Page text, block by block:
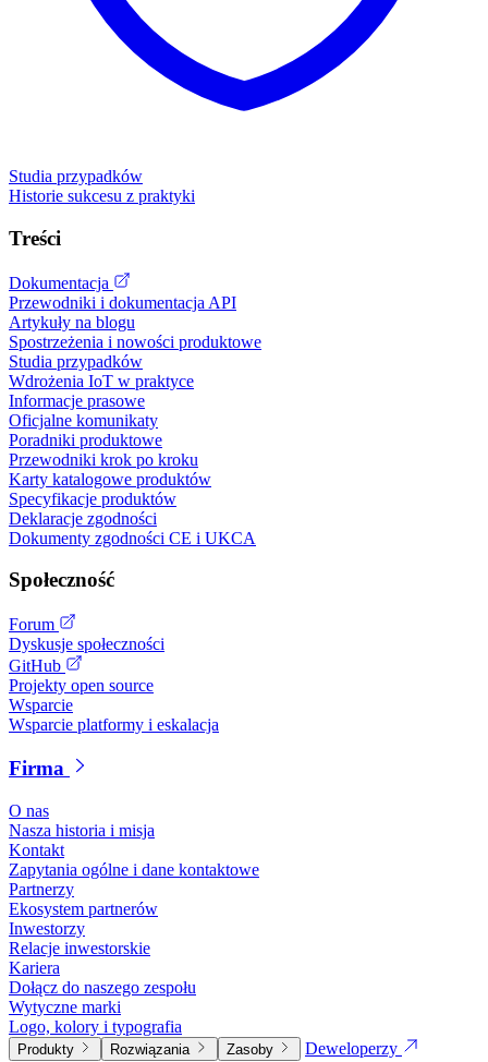
Studia przypadków
Historie sukcesu z praktyki
Treści
Dokumentacja
Przewodniki i dokumentacja API
Artykuły na blogu
Spostrzeżenia i nowości produktowe
Studia przypadków
Wdrożenia IoT w praktyce
Informacje prasowe
Oficjalne komunikaty
Poradniki produktowe
Przewodniki krok po kroku
Karty katalogowe produktów
Specyfikacje produktów
Deklaracje zgodności
Dokumenty zgodności CE i UKCA
Społeczność
Forum
Dyskusje społeczności
GitHub
Projekty open source
Wsparcie
Wsparcie platformy i eskalacja
Firma
O nas
Nasza historia i misja
Kontakt
Zapytania ogólne i dane kontaktowe
Partnerzy
Ekosystem partnerów
Inwestorzy
Relacje inwestorskie
Kariera
Dołącz do naszego zespołu
Wytyczne marki
Logo, kolory i typografia
Produkty Rozwiązania Zasoby
Deweloperzy